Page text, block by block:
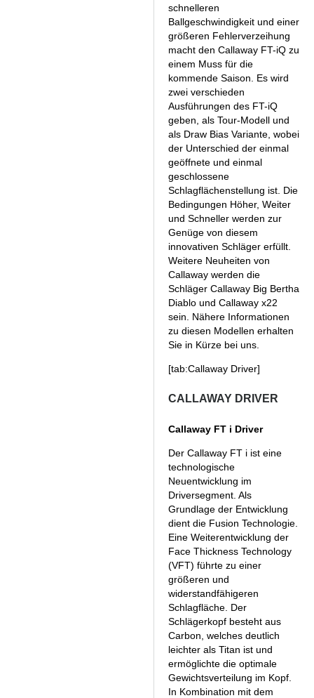
schnelleren
Ballgeschwindigkeit und einer
größeren Fehlerverzeihung
macht den Callaway FT-iQ zu
einem Muss für die
kommende Saison. Es wird
zwei verschieden
Ausführungen des FT-iQ
geben, als Tour-Modell und
als Draw Bias Variante, wobei
der Unterschied der einmal
geöffnete und einmal
geschlossene
Schlagflächenstellung ist. Die
Bedingungen Höher, Weiter
und Schneller werden zur
Genüge von diesem
innovativen Schläger erfüllt.
Weitere Neuheiten von
Callaway werden die
Schläger Callaway Big Bertha
Diablo und Callaway x22
sein. Nähere Informationen
zu diesen Modellen erhalten
Sie in Kürze bei uns.
[tab:Callaway Driver]
CALLAWAY DRIVER
Callaway FT i Driver
Der Callaway FT i ist eine
technologische
Neuentwicklung im
Driversegment. Als
Grundlage der Entwicklung
dient die Fusion Technologie.
Eine Weiterentwicklung der
Face Thickness Technology
(VFT) führte zu einer
größeren und
widerstandfähigeren
Schlagfläche. Der
Schlägerkopf besteht aus
Carbon, welches deutlich
leichter als Titan ist und
ermöglichte die optimale
Gewichtsverteilung im Kopf.
In Kombination mit dem